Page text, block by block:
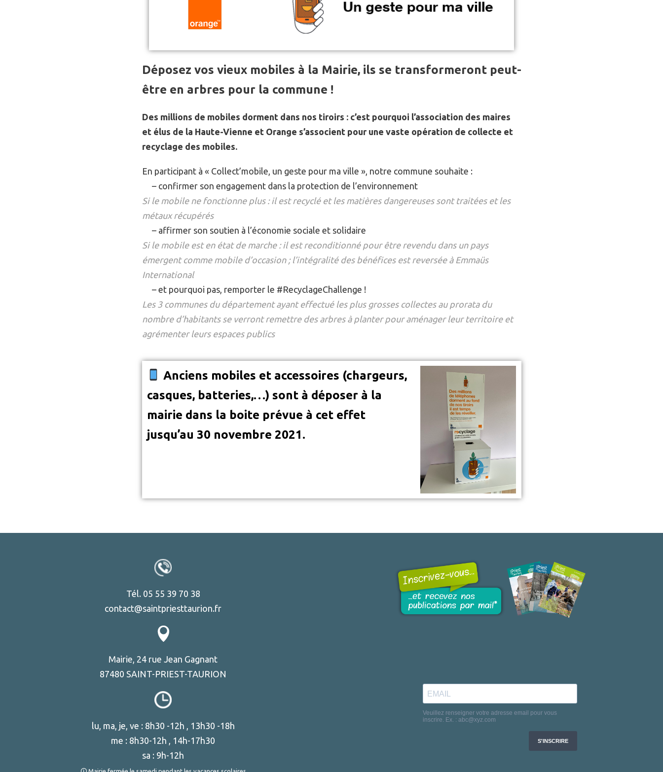
Déposez vos vieux mobiles à la Mairie, ils se transformeront peut-
être en arbres pour la commune !
Des millions de mobiles dorment dans nos tiroirs : c’est pourquoi l’association des maires
et élus de la Haute-Vienne et Orange s’associent pour une vaste opération de collecte et
recyclage des mobiles.
En participant à « Collect’mobile, un geste pour ma ville », notre commune souhaite :
– confirmer son engagement dans la protection de l’environnement
Si le mobile ne fonctionne plus : il est recyclé et les matières dangereuses sont traitées et les
métaux récupérés
– affirmer son soutien à l’économie sociale et solidaire
Si le mobile est en état de marche : il est reconditionné pour être revendu dans un pays
émergent comme mobile d’occasion ; l’intégralité des bénéfices est reversée à Emmaüs
International
– et pourquoi pas, remporter le #RecyclageChallenge !
Les 3 communes du département ayant effectué les plus grosses collectes au prorata du
nombre d’habitants se verront remettre des arbres à planter pour aménager leur territoire et
agrémenter leurs espaces publics
Anciens mobiles et accessoires (chargeurs,
casques, batteries,…) sont à déposer à la
mairie dans la boite prévue à cet effet
jusqu’au 30 novembre 2021.
Tél. 05 55 39 70 38
contact@saintpriesttaurion.fr
Mairie, 24 rue Jean Gagnant
87480 SAINT-PRIEST-TAURION
lu, ma, je, ve : 8h30 -12h , 13h30 -18h
me : 8h30-12h , 14h-17h30
sa : 9h-12h